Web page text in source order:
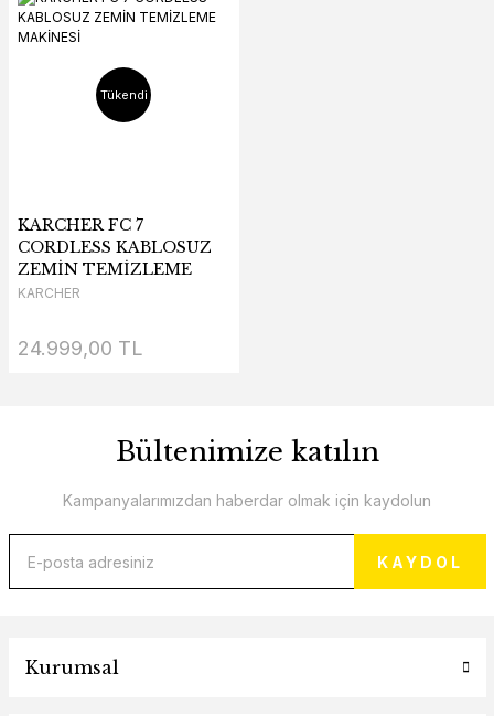
Tükendi
KARCHER FC 7
CORDLESS KABLOSUZ
ZEMİN TEMİZLEME
MAKİNESİ
KARCHER
24.999,00 TL
Bültenimize katılın
Kampanyalarımızdan haberdar olmak için kaydolun
KAYDOL
Kurumsal